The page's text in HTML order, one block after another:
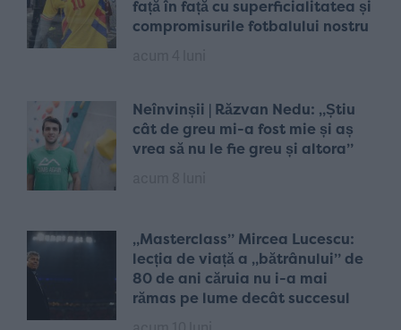
față în față cu superficialitatea și
compromisurile fotbalului nostru
Neînvinșii | Răzvan Nedu: „Știu
cât de greu mi-a fost mie și aș
vrea să nu le fie greu și altora”
„Masterclass” Mircea Lucescu:
lecția de viață a „bătrânului” de
80 de ani căruia nu i-a mai
rămas pe lume decât succesul